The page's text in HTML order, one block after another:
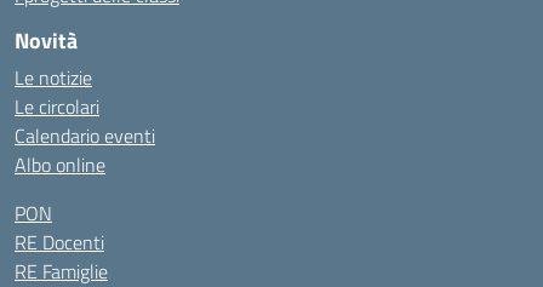
Novità
Le notizie
Le circolari
Calendario eventi
Albo online
PON
RE Docenti
RE Famiglie